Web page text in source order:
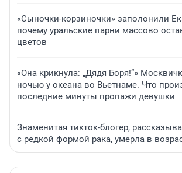
«Сыночки-корзиночки» заполонили
почему уральские парни массово
цветов
«Она крикнула: „Дядя Боря!“»
ночью у океана во Вьетнаме. Что
последние минуты пропажи девушки
Знаменитая тикток-блогер,
с редкой формой рака, умерла в